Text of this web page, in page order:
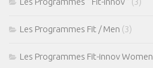
Les Programmes Fit / Men (3)
Les Programmes Fit-innov Women